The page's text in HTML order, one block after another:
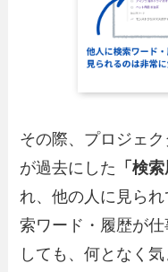
その際、プロジェ
が過去にした 「検
れ、他の人に見ら
索ワード・履歴が
しても、何となく